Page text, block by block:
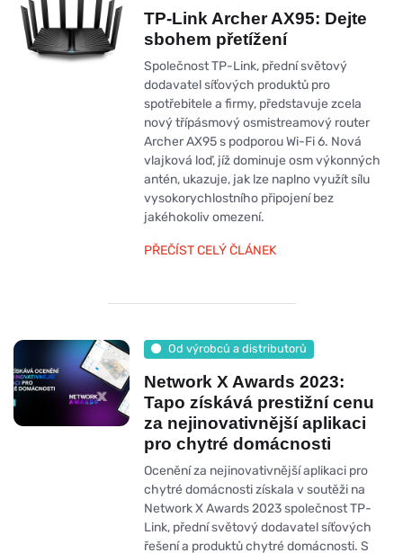
TP-Link Archer AX95: Dejte
sbohem přetížení
Společnost TP-Link, přední světový
dodavatel síťových produktů pro
spotřebitele a firmy, představuje zcela
nový třípásmový osmistreamový router
Archer AX95 s podporou Wi-Fi 6. Nová
vlajková loď, jíž dominuje osm výkonných
antén, ukazuje, jak lze naplno využít sílu
vysokorychlostního připojení bez
jakéhokoliv omezení.
PŘEČÍST CELÝ ČLÁNEK
Od výrobců a distributorů
Network X Awards 2023:
Tapo získává prestižní cenu
za nejinovativnější aplikaci
pro chytré domácnosti
Ocenění za nejinovativnější aplikaci pro
chytré domácnosti získala v soutěži na
Network X Awards 2023 společnost TP-
Link, přední světový dodavatel síťových
řešení a produktů chytré domácnosti. S